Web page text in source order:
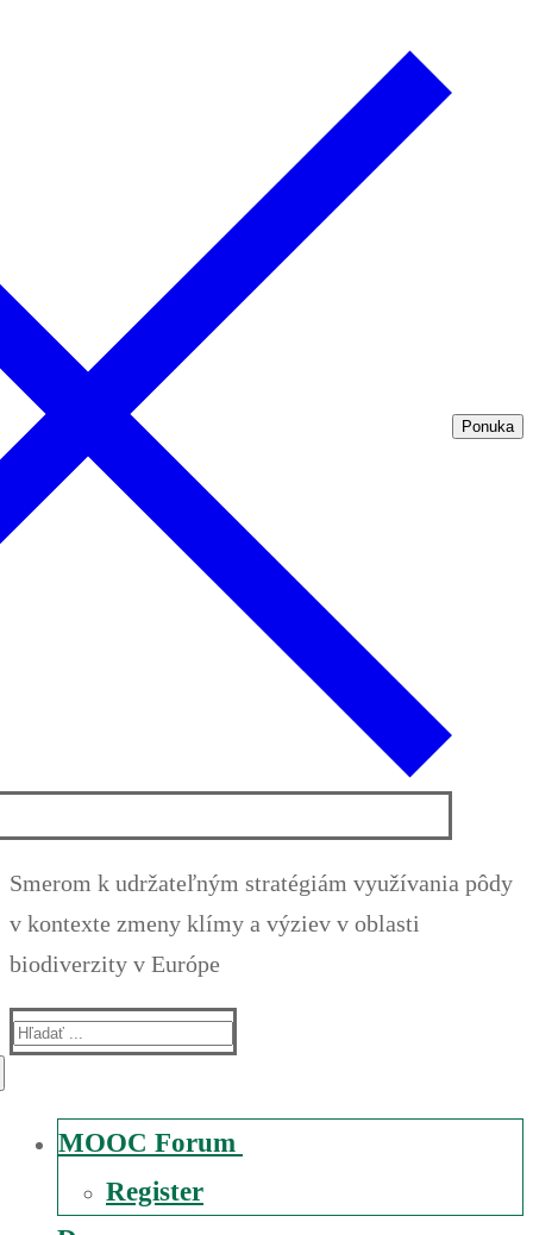
Ponuka
Smerom k udržateľným stratégiám využívania pôdy
v kontexte zmeny klímy a výziev v oblasti
biodiverzity v Európe
Suche
MOOC Forum
Register